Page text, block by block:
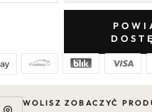
WOLISZ ZOBACZYĆ